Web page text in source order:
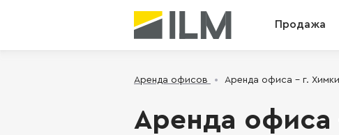
Продажа
Аренда офисов Аренда офиса - г.
Аренда офиса